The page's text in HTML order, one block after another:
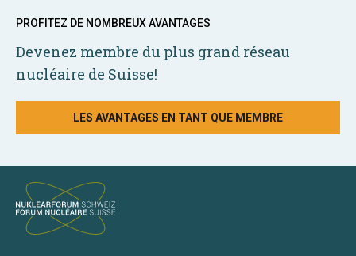
PROFITEZ DE NOMBREUX AVANTAGES
Devenez membre du plus grand réseau
nucléaire de Suisse!
LES AVANTAGES EN TANT QUE MEMBRE